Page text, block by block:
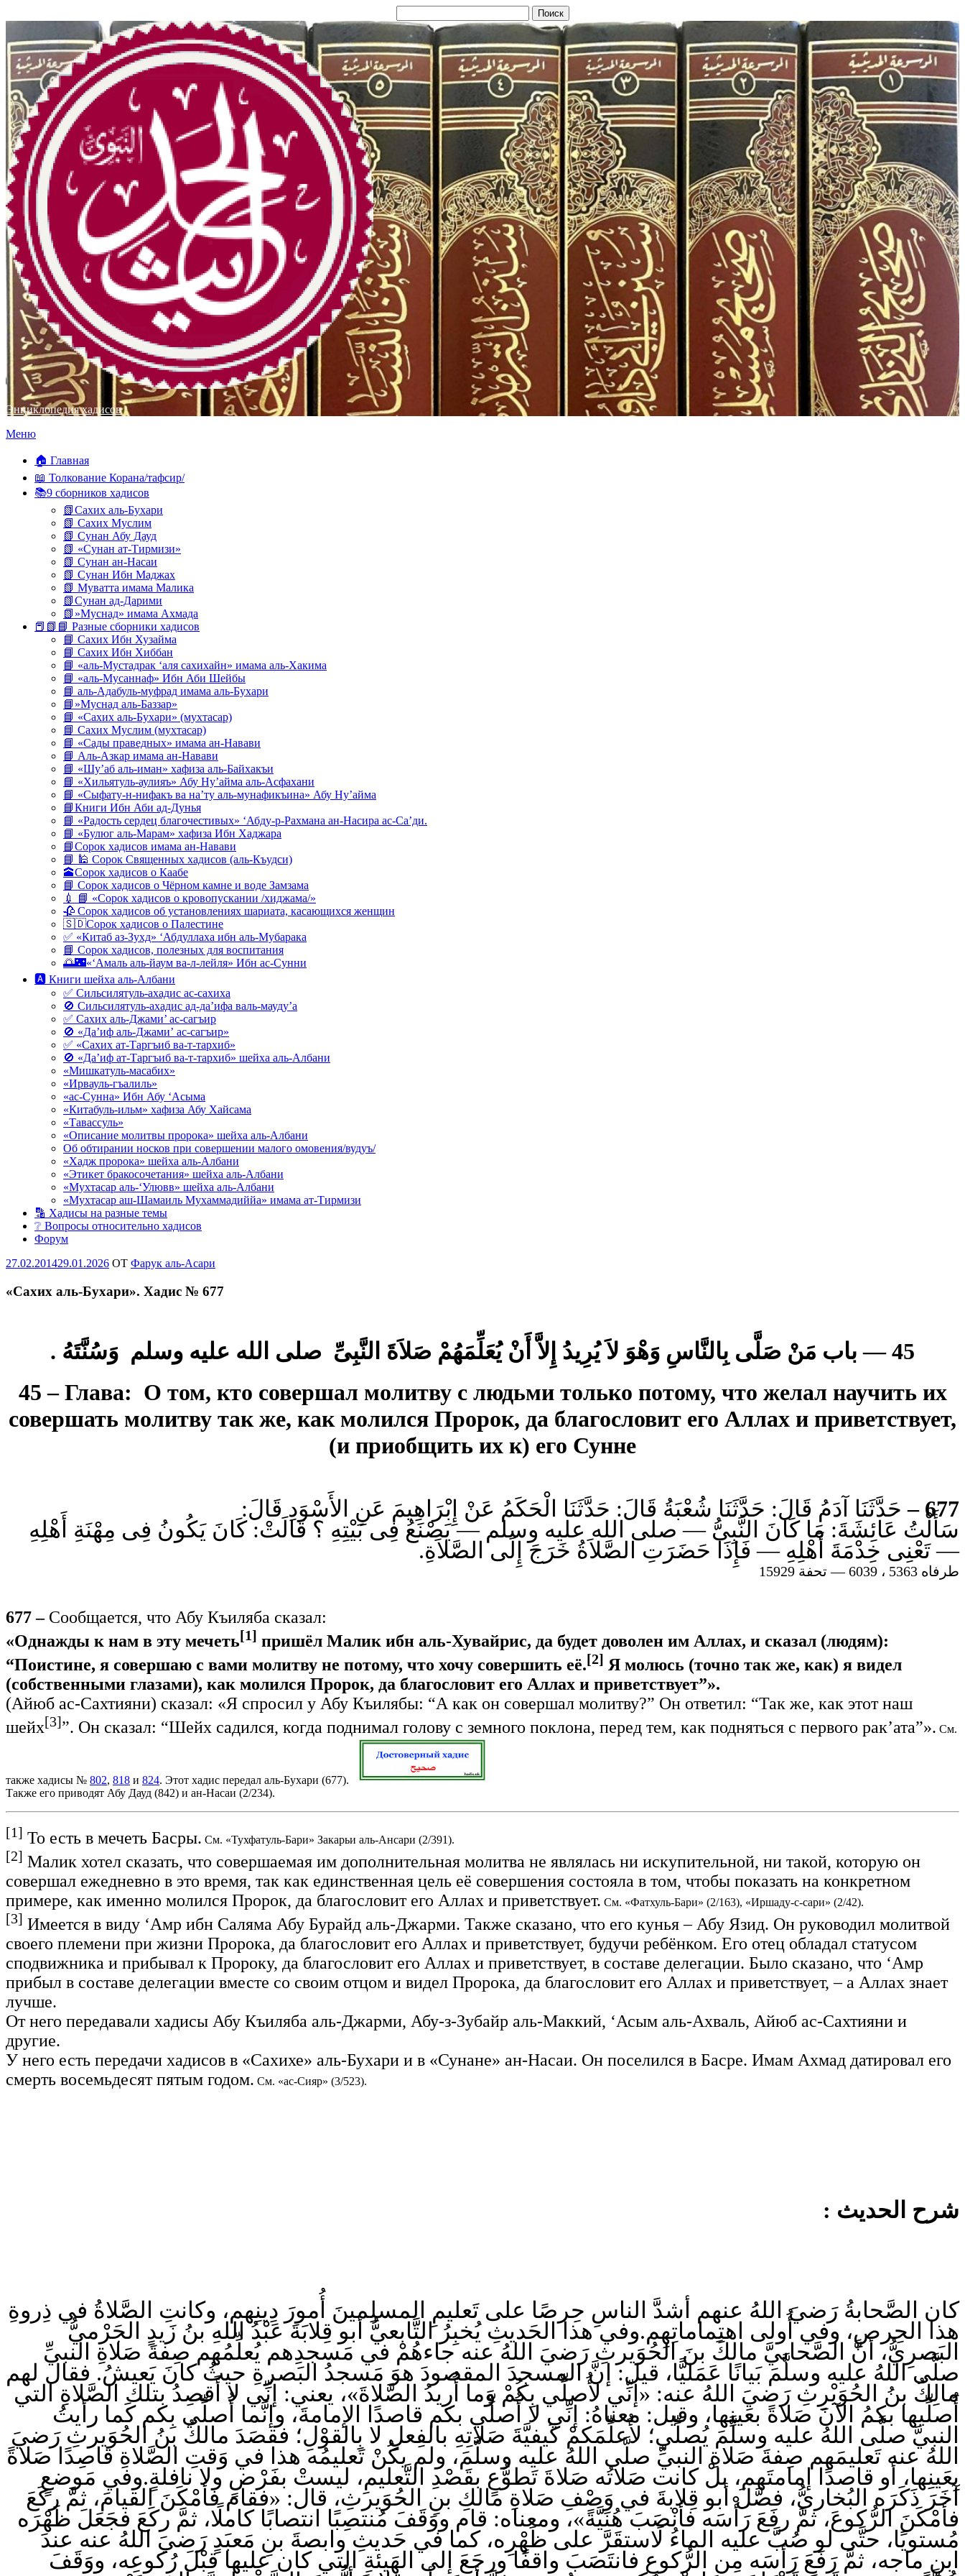
Энциклопедия хадисов
Перейти
содержимому
Меню
🏠 Главная
📖 Толкование Корана/тафсир/
📚9 сборников хадисов
📗Сахих аль-Бухари
📗 Сахих Муслим
📗 Сунан Абу Дауд
📗 «Сунан ат-Тирмизи»
📗 Сунан ан-Насаи
📗 Сунан Ибн Маджах
📗 Муватта имама Малика
📗Сунан ад-Дарими
📗»Муснад» имама Ахмада
📕📗📘 Разные сборники хадисов
📘 Сахих Ибн Хузайма
📘 Сахих Ибн Хиббан
📘 «аль-Мустадрак ‘аля сахихайн» имама аль-Хакима
📘 «аль-Мусаннаф» Ибн Аби Шейбы
📘 аль-Адабуль-муфрад имама аль-Бухари
📘»Муснад аль-Баззар»
📘 «Сахих аль-Бухари» (мухтасар)
📘 Сахих Муслим (мухтасар)
📘 «Сады праведных» имама ан-Навави
📘 Аль-Азкар имама ан-Навави
📘 «Шу’аб аль-иман» хафиза аль-Байхакъи
📘 «Хильятуль-аулияъ» Абу Ну’айма аль-Асфахани
📘 «Сыфату-н-нифакъ ва на’ту аль-мунафикъина» Абу Ну’айма
📘Книги Ибн Аби ад-Дунья
📘 «Радость сердец благочестивых» ‘Абду-р-Рахмана ан-Насира ас-Са’ди.
📘 «Булюг аль-Марам» хафиза Ибн Хаджара
📘Сорок хадисов имама ан-Навави
📘 🕌 Сорок Священных хадисов (аль-Къудси)
🕋Сорок хадисов о Каабе
📘 Сорок хадисов о Чёрном камне и воде Замзама
💉 📘 «Сорок хадисов о кровопускании /хиджама/»
🥀 Сорок хадисов об установлениях шариата, касающихся женщин
🇸🇩Сорок хадисов о Палестине
✅ «Китаб аз-Зухд» ‘Абдуллаха ибн аль-Мубарака
📘 Сорок хадисов, полезных для воспитания
🌅🌃«‘Амаль аль-йаум ва-л-лейля» Ибн ас-Сунни
🅰 Книги шейха аль-Албани
✅ Сильсилятуль-ахадис ас-сахиха
🚫 Сильсилятуль-ахадис ад-да’ифа валь-мауду’а
✅ Сахих аль-Джами’ ас-сагъир
🚫 «Да’иф аль-Джами’ ас-сагъир»
✅ «Сахих ат-Таргъиб ва-т-тархиб»
🚫 «Да’иф ат-Таргъиб ва-т-тархиб» шейха аль-Албани
«Мишкатуль-масабих»
«Ирвауль-гъалиль»
«ас-Сунна» Ибн Абу ‘Асыма
«Китабуль-ильм» хафиза Абу Хайсама
«Тавассуль»
«Описание молитвы пророка» шейха аль-Албани
Об обтирании носков при совершении малого омовения/вудуъ/
«Хадж пророка» шейха аль-Албани
«Этикет бракосочетания» шейха аль-Албани
«Мухтасар аль-‘Улювв» шейха аль-Албани
«Мухтасар аш-Шамаиль Мухаммадиййа» имама ат-Тирмизи
🔡 Хадисы на разные темы
❔ Вопросы относительно хадисов
Форум
Опубликовано
27.02.201429.01.2026 OT Фарук аль-Асари
«Сахих аль-Бухари». Хадис № 677
45 — باب مَنْ صَلَّى بِالنَّاسِ وَهْوَ لاَ يُرِيدُ إِلاَّ أَنْ يُعَلِّمَهُمْ صَلاَةَ النَّبِىِّ صلى الله عليه وسلم وَسُنَّتَهُ .
45 – Глава: О том, кто совершал молитву с людьми только потому, что желал научить их
совершать молитву так же, как молился Пророк, да благословит его Аллах и приветствует,
(и приобщить их к) его Сунне
677 –
حَدَّثَنَا آدَمُ قَالَ: حَدَّثَنَا شُعْبَةُ قَالَ: حَدَّثَنَا الْحَكَمُ عَنْ إِبْرَاهِيمَ عَنِ الأَسْوَدِ قَالَ:
سَأَلْتُ عَائِشَةَ: مَا كَانَ النَّبِىُّ — صلى الله عليه وسلم — يَصْنَعُ فِى بَيْتِهِ ؟ قَالَتْ: كَانَ يَكُونُ فِى مِهْنَةِ أَهْلِهِ
— تَعْنِى خِدْمَةَ أَهْلِهِ — فَإِذَا حَضَرَتِ الصَّلاَةُ خَرَجَ إِلَى الصَّلاَةِ.
طرفاه 5363 ، 6039 — تحفة 15929
677 –Сообщается, что Абу Къиляба сказал:
«Однажды к нам в эту мечеть[1] пришёл Малик ибн аль-Хувайрис, да будет доволен им Аллах, и сказал (людям):
“Поистине, я совершаю с вами молитву не потому, что хочу совершить её.[2] Я молюсь (точно так же, как) я видел
(собственными глазами), как молился Пророк, да благословит его Аллах и приветствует”».
(Айюб ас-Сахтияни) сказал: «Я спросил у Абу Къилябы: “А как он совершал молитву?” Он ответил: “Так же, как этот наш
шейх[3]”. Он сказал: “Шейх садился, когда поднимал голову с земного поклона, перед тем, как подняться с первого рак’ата”». См.
также хадисы № 802, 818 и 824. Этот хадис передал аль-Бухари (677).
Также его приводят Абу Дауд (842) и ан-Насаи (2/234).
[1] То есть в мечеть Басры. См. «Тухфатуль-Бари» Закарьи аль-Ансари (2/391).
[2] Малик хотел сказать, что совершаемая им дополнительная молитва не являлась ни искупительной, ни такой, которую он
совершал ежедневно в это время, так как единственная цель её совершения состояла в том, чтобы показать на конкретном
примере, как именно молился Пророк, да благословит его Аллах и приветствует. См. «Фатхуль-Бари» (2/163), «Иршаду-с-сари» (2/42).
[3] Имеется в виду ‘Амр ибн Саляма Абу Бурайд аль-Джарми. Также сказано, что его кунья – Абу Язид. Он руководил молитвой
своего племени при жизни Пророка, да благословит его Аллах и приветствует, будучи ребёнком. Его отец обладал статусом
сподвижника и прибывал к Пророку, да благословит его Аллах и приветствует, в составе делегации. Было сказано, что ‘Амр
прибыл в составе делегации вместе со своим отцом и видел Пророка, да благословит его Аллах и приветствует, – а Аллах знает
лучше.
От него передавали хадисы Абу Къиляба аль-Джарми, Абу-з-Зубайр аль-Маккий, ‘Асым аль-Ахваль, Айюб ас-Сахтияни и
другие.
У него есть передачи хадисов в «Сахихе» аль-Бухари и в «Сунане» ан-Насаи. Он поселился в Басре. Имам Ахмад датировал его
смерть восемьдесят пятым годом. См. «ас-Сияр» (3/523).
شرح الحديث :
كان الصَّحابةُ رَضيَ اللهُ عنهم أشدَّ الناسِ حِرصًا على تَعليمِ المسلِمينَ أُمورَ دِينِهم، وكانتِ الصَّلاةُ في ذِروةِ
هذا الحِرصِ، وفي أُولى اهتِماماتِهِم.وفي هذا الحَديثِ يُخبِرُ التَّابعيُّ أبو قِلابَةَ عَبْدُ اللهِ بنُ زَيدٍ الجَرْميُّ
البَصرِيُّ، أنَّ الصَّحابيَّ مالكَ بنَ الحُوَيرثِ رَضيَ اللهُ عنه جاءهُمْ في مَسجدِهم يُعلِّمُهم صِفةَ صَلاةِ النبيِّ
صلَّى اللهُ عليه وسلَّمَ بَيانًا عَمَليًّا، قيل: إنَّ المسجِدَ المقصودَ هوَ مَسجدُ البَصرةِ حيثُ كانَ يَعيشُ. فقال لهم
مالِكُ بنُ الحُوَيْرِثِ رَضيَ اللهُ عنه: «إنِّي لأُصلِّي بِكُمْ وَما أُرِيدُ الصَّلاةَ»، يعني: إنِّي لا أَقصِدُ بتلك الصَّلاةِ التي
أُصلِّيها بكمُ الآنَ صَلاةً بعَينِها، وقيل: معناهُ: إنِّي لا أُصلِّي بكم قاصدًا الإمامةَ، وإنَّما أُصلِّي بِكم كَما رأيتُ
النبيَّ صلَّى اللهُ عليه وسلَّمَ يُصلِّي؛ لأُعلِّمَكمْ كَيفيَّةَ صَلاتِهِ بالفِعلِ لا بِالقوْلِ؛ فقصَدَ مالكُ بنُ الحُوَيرثِ رَضيَ
اللهُ عنه تَعليمَهم صِفةَ صَلاةِ النبيِّ صلَّى اللهُ عليه وسلَّمَ، ولم يكُنْ تَعليمُه هذا في وَقتِ الصَّلاةِ قاصِدًا صَلاةً
بِعَينِها، أو قاصدًا إمامتَهم، بلْ كانت صَلاتُه صَلاةَ تَطوُّعٍ بقَصْدِ التَّعليمِ، ليستْ بفَرْضٍ ولا نافلةٍ.وفي مَوضعٍ
آخَرَ ذَكَرَه البُخاريُّ، فصَّلَ أبو قِلابةَ في وَصْفِ صَلاةِ مالكِ بنِ الحُوَيرثِ، قال: «فقام فأمْكَنَ القيامَ، ثمَّ ركَعَ
فأمْكَنَ الرُّكوعَ، ثمَّ رفَعَ رَأْسَه فأنْصَبَ هُنَيَّةً»، ومعناه: قام ووَقَفَ مُنتصِبًا انتصابًا كاملًا، ثمَّ ركَعَ فجَعَلَ ظَهْرَه
مُستويًا، حتَّى لو صُبَّ عليه الماءُ لَاستقَرَّ على ظَهْرِه، كما في حَديثِ وابصةَ بنِ مَعبَدٍ رَضيَ اللهُ عنه عندَ
ابنِ ماجه، ثمَّ رَفَعَ رَأسَه مِن الرُّكوعِ فانتَصَبَ واقفًا ورجَعَ إلى الهَيئةِ التي كان عليها قبْلَ رُكوعِه، ووَقَفَ